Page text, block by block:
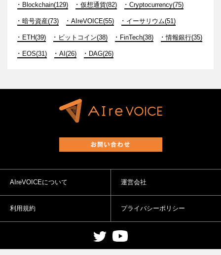
Blockchain(129) 仮想通貨(82) Cryptocurrency(75)
暗号資産(73) AIreVOICE(55) イーサリウム(51)
ETH(39) ビットコイン(38) FinTech(38) 情報銀行(35)
EOS(31) AI(26) DAG(26)
AIreVOICEについて 運営会社
利用規約 プライバシーポリシー